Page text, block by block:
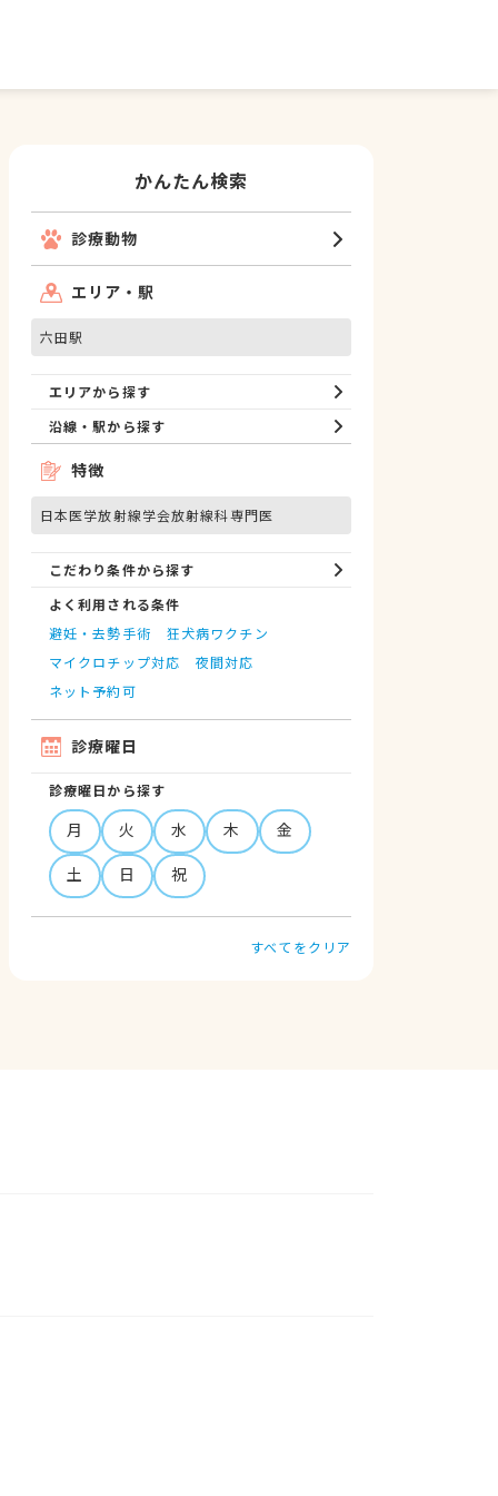
かんたん検索
診療動物
エリア・駅
六田駅
エリアから探す
沿線・駅から探す
特徴
日本医学放射線学会放射線科専門医
こだわり条件から探す
よく利用される条件
避妊・去勢手術
狂犬病ワクチン
マイクロチップ対応
夜間対応
ネット予約可
診療曜日
診療曜日から探す
月 火 水 木
金
土
日 祝
すべてをクリア